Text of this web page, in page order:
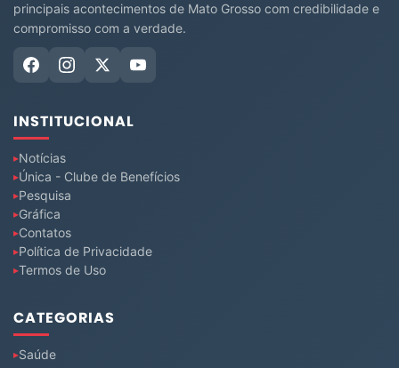
principais acontecimentos de Mato Grosso com credibilidade e
compromisso com a verdade.
INSTITUCIONAL
Notícias
Única - Clube de Benefícios
Pesquisa
Gráfica
Contatos
Política de Privacidade
Termos de Uso
CATEGORIAS
Saúde